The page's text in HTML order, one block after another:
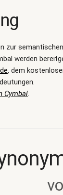
zur
werden
, dem
Cymbal.